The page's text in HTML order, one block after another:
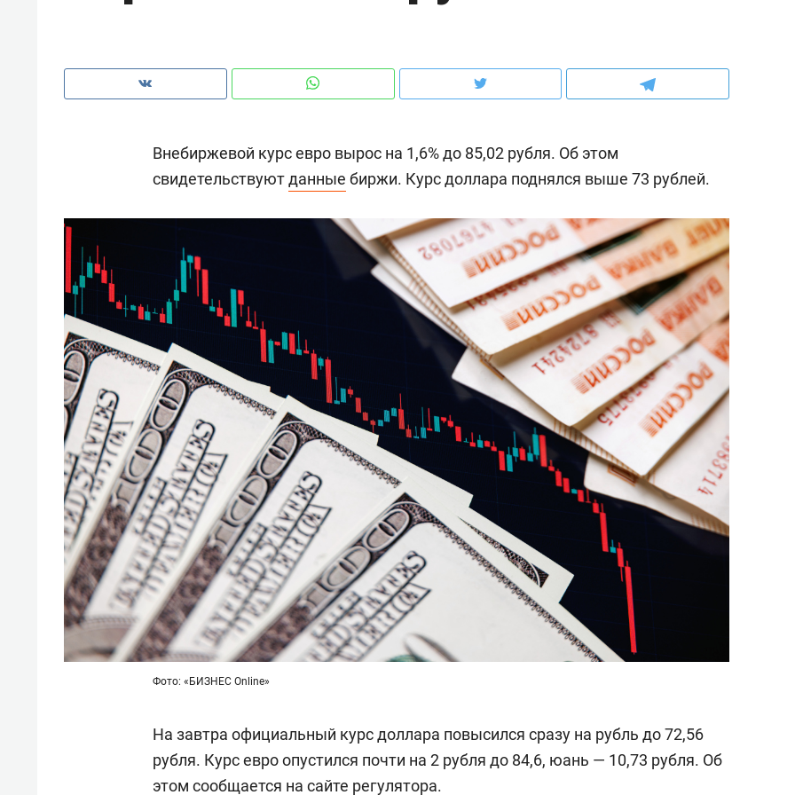
Внебиржевой курс евро вырос на 1,6% до 85,02 рубля. Об этом
свидетельствуютданные биржи. Курсдоллара поднялся выше 73 рублей.
Фото: «БИЗНЕС Online»
На завтра официальный курс доллара повысился сразу на рубль до 72,56
рубля. Курс евро опустился почти на 2 рубля до 84,6, юань — 10,73 рубля. Об
этом сообщается на сайте регулятора.
Рекомендуем
Падел, фитнес, танцы и даже
ниндзя-зал: как ТРЦ «Франт»
стал Меккой для любителей
спорта
Рекомендуем
Психотерапевт «Фороса»:
«Директорский невроз» –
когда человек не считает
свою сверхнагрузку
стрессом»
Рекомендуем
Дизайнер-прораб
Наседкина: «Ремонт
с мебелью за 2
для меня это